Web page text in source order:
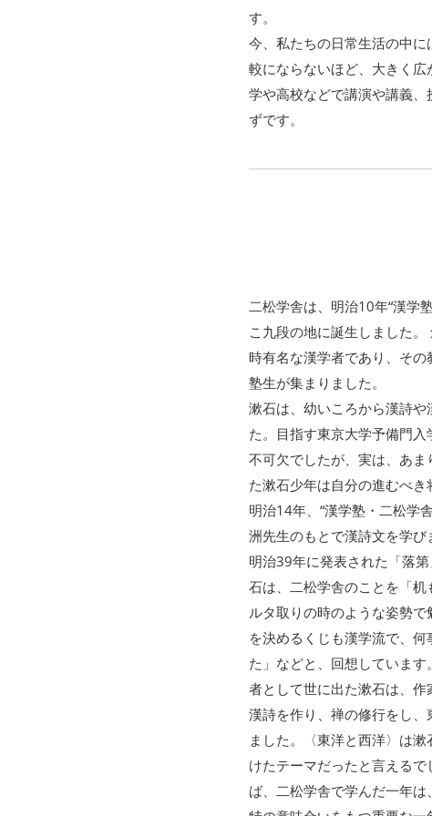
す。
今、私たちの日常生活の中
較にならないほど、大きく
学や高校などで講演や講義
ずです。
二松学舎は、明治10年“漢学
こ九段の地に誕生しました
時有名な漢学者であり、そ
塾生が集まりました。
漱石は、幼いころから漢詩
た。目指す東京大学予備門
不可欠でしたが、実は、あ
た漱石少年は自分の進むべき
明治14年、“漢学塾・二松学
洲先生のもとで漢詩文を学び
明治39年に発表された「落
石は、二松学舎のことを「
ルタ取りの時のような姿勢
を決めるくじも漢学流で、
た」などと、回想していま
者として世に出た漱石は、
漢詩を作り、禅の修行をし
ました。〈東洋と西洋〉は
けたテーマだったと言える
ば、二松学舎で学んだ一年